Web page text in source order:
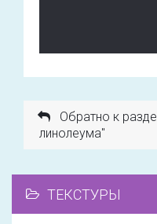
Обратно к
линолеума"
ТЕКСТУРЫ